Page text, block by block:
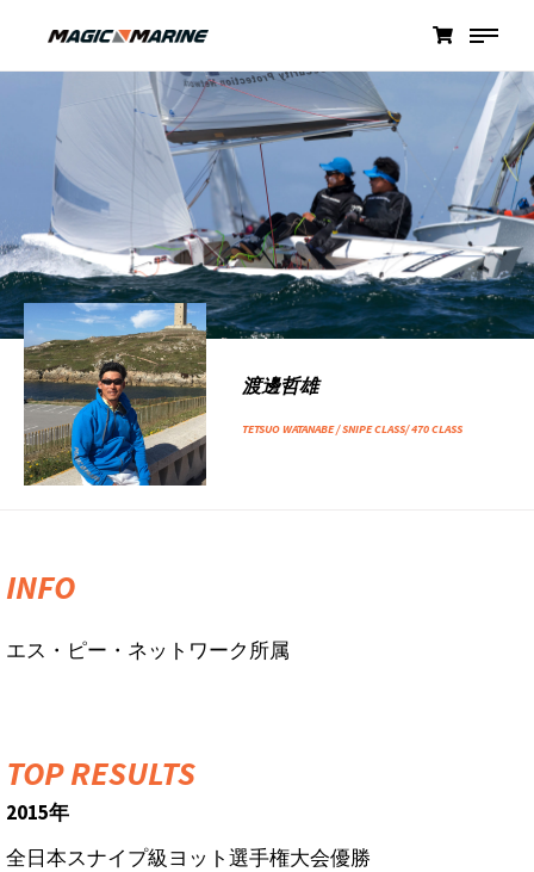
渡邊哲雄
TETSUO WATANABE / SNIPE CLASS/ 470 CLASS
INFO
エス・ピー・ネットワーク所属
TOP RESULTS
2015年
全日本スナイプ級ヨット選手権大会優勝